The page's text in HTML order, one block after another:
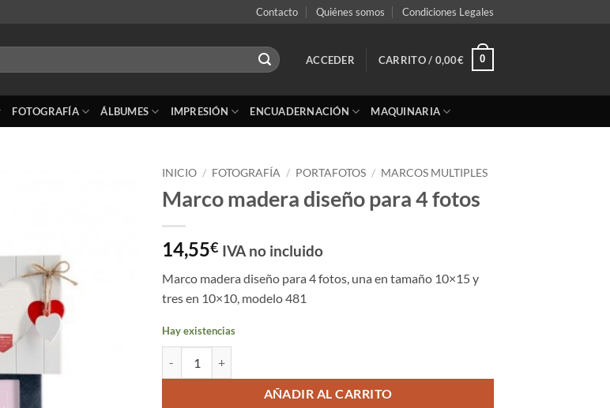
Contacto Quiénes somos Condiciones Legales
ACCEDER CARRITO / 0,00€ 0
FOTOGRAFÍA ÁLBUMES IMPRESIÓN ENCUADERNACIÓN MAQUINARIA
INICIO / FOTOGRAFÍA / PORTAFOTOS / MARCOS MULTIPLES
Marco madera diseño para 4 fotos
14,55€ IVA no incluido
Marco madera diseño para 4 fotos, una en tamaño 10×15 y
tres en 10×10, modelo 481
Hay existencias
AÑADIR AL CARRITO